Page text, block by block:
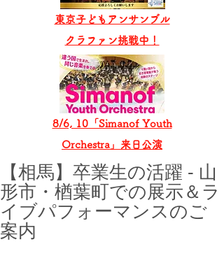
8/6, 10「Simanof Youth
Orchestra」来日公演
東京子どもアンサンブル
​クラファン挑戦中！
【相馬】卒業生の活躍 - 山
形市・楢葉町での展示＆ラ
イブパフォーマンスのご
案内